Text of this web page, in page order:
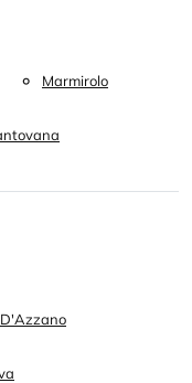
Marmirolo